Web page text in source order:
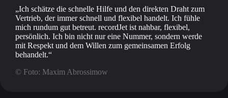
Ich schätze die schnelle Hilfe und den direkten Draht zum
Vertrieb, der immer schnell und flexibel handelt. Ich fühle
mich rundum gut betreut. recordJet ist nahbar, flexibel,
persönlich. Ich bin nicht nur eine Nummer, sondern werde
mit Respekt und dem Willen zum gemeinsamen Erfolg
behandelt.
© Foto: Maxim Abrossimow